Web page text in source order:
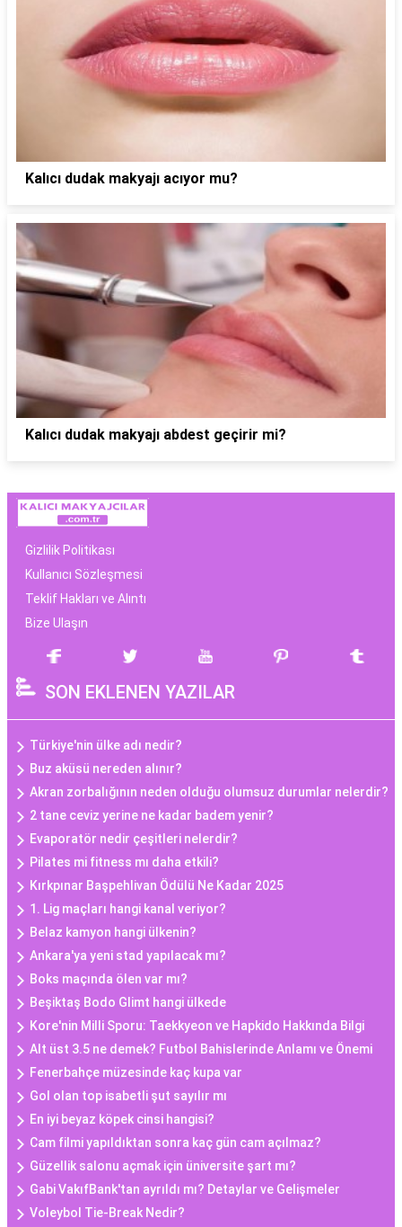
Kalıcı dudak makyajı acıyor mu?
Kalıcı dudak makyajı abdest geçirir mi?
Gizlilik Politikası
Kullanıcı Sözleşmesi
Teklif Hakları ve Alıntı
Bize Ulaşın
SON EKLENEN YAZILAR
Türkiye'nin ülke adı nedir?
Buz aküsü nereden alınır?
Akran zorbalığının neden olduğu olumsuz durumlar nelerdir?
2 tane ceviz yerine ne kadar badem yenir?
Evaporatör nedir çeşitleri nelerdir?
Pilates mi fitness mı daha etkili?
Kırkpınar Başpehlivan Ödülü Ne Kadar 2025
1. Lig maçları hangi kanal veriyor?
Belaz kamyon hangi ülkenin?
Ankara'ya yeni stad yapılacak mı?
Boks maçında ölen var mı?
Beşiktaş Bodo Glimt hangi ülkede
Kore'nin Milli Sporu: Taekkyeon ve Hapkido Hakkında Bilgi
Alt üst 3.5 ne demek? Futbol Bahislerinde Anlamı ve Önemi
Fenerbahçe müzesinde kaç kupa var
Gol olan top isabetli şut sayılır mı
En iyi beyaz köpek cinsi hangisi?
Cam filmi yapıldıktan sonra kaç gün cam açılmaz?
Güzellik salonu açmak için üniversite şart mı?
Gabi VakıfBank'tan ayrıldı mı? Detaylar ve Gelişmeler
Voleybol Tie-Break Nedir?